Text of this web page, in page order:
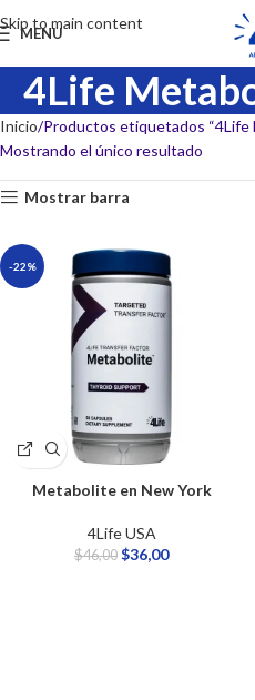
Skip to main content
MENU
4Life
Inicio Productos etiquetados “4Life
Mostrando el único resultado
Mostrar barra
-22%
Metabolite en New York
4Life USA
$46,00 $36,00